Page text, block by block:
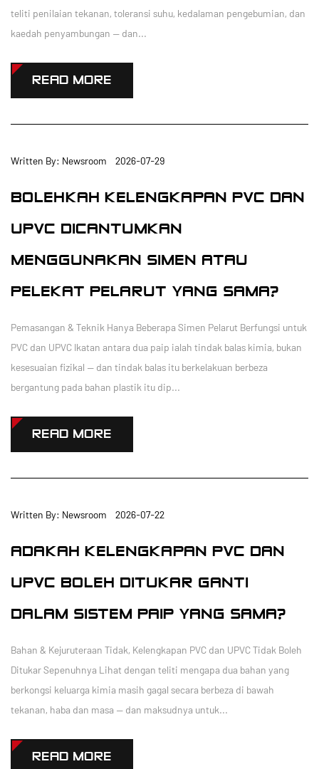
teliti penilaian tekanan, toleransi suhu, kedalaman pengebumian, dan
kaedah penyambungan — dan...
READ MORE
Written By: Newsroom 2026-07-29
BOLEHKAH KELENGKAPAN PVC DAN
UPVC DICANTUMKAN
MENGGUNAKAN SIMEN ATAU
PELEKAT PELARUT YANG SAMA?
Pemasangan & Teknik Hanya Beberapa Simen Pelarut Berfungsi untuk
PVC dan UPVC Ikatan antara dua paip ialah tindak balas kimia, bukan
kesesuaian fizikal — dan tindak balas itu berkelakuan berbeza
bergantung pada bahan plastik itu dip...
READ MORE
Written By: Newsroom 2026-07-22
ADAKAH KELENGKAPAN PVC DAN
UPVC BOLEH DITUKAR GANTI
DALAM SISTEM PAIP YANG SAMA?
Bahan & Kejuruteraan Tidak, Kelengkapan PVC dan UPVC Tidak Boleh
Ditukar Sepenuhnya Lihat dengan teliti mengapa dua bahan yang
berkongsi keluarga kimia masih gagal secara berbeza di bawah
tekanan, haba dan masa — dan maksudnya untuk...
READ MORE